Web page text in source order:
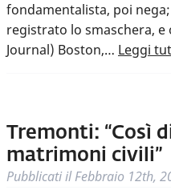
fondamentalista, poi
registrato lo smaschera, e
Journal) Boston,… Leggi
Tremonti: “Così
matrimoni civili”
Pubblicati ilFebbraio 12th,